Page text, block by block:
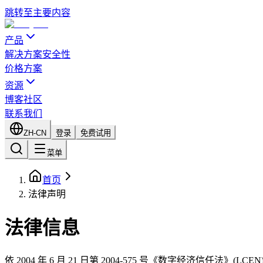
跳转至主要内容
产品
解决方案安全性
价格方案
资源
博客社区
联系我们
ZH-CN 登录 免费试用
菜单
首页
法律声明
法律信息
依 2004 年 6 月 21 日第 2004-575 号《数字经济信任法》